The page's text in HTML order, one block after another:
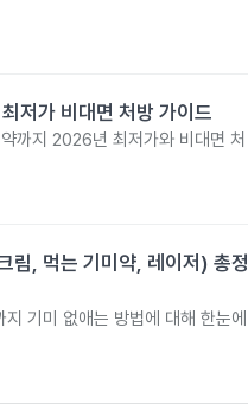
저가 비대면 처방 가이드
까지 2026년 최저가와 비대면 처
림, 먹는 기미약, 레이저) 총정
기미 없애는 방법에 대해 한눈에